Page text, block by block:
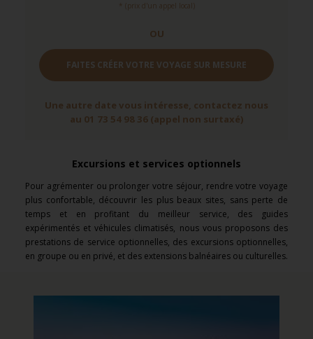
* (prix d'un appel local)
OU
FAITES CRÉER VOTRE VOYAGE SUR MESURE
Une autre date vous intéresse, contactez nous
au 01 73 54 98 36 (appel non surtaxé)
Excursions et services optionnels
Pour agrémenter ou prolonger votre séjour, rendre votre voyage
plus confortable, découvrir les plus beaux sites, sans perte de
temps et en profitant du meilleur service, des guides
expérimentés et véhicules climatisés, nous vous proposons des
prestations de service optionnelles, des excursions optionnelles,
en groupe ou en privé, et des extensions balnéaires ou culturelles.